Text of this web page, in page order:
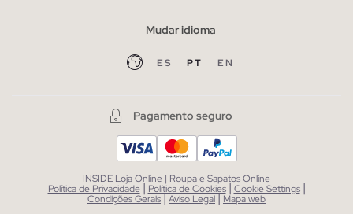
Mudar idioma
ES PT EN
Pagamento seguro
INSIDE Loja Online | Roupa e Sapatos Online
Política de Privacidade | Política de Cookies | Cookie Settings |
Condições Gerais|Aviso Legal| Mapa web